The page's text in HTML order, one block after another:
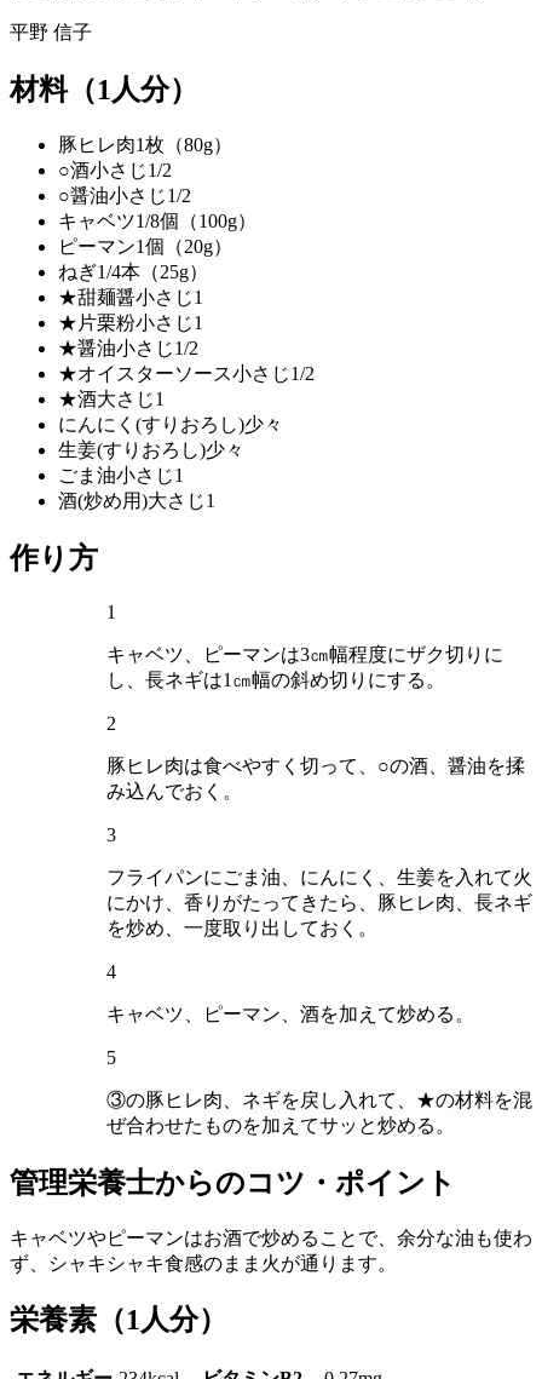
平野 信子
材料（1人分）
豚ヒレ肉1枚（80g）
○酒小さじ1/2
○醤油小さじ1/2
キャベツ1/8個（100g）
ピーマン1個（20g）
ねぎ1/4本（25g）
★甜麺醤小さじ1
★片栗粉小さじ1
★醤油小さじ1/2
★オイスターソース小さじ1/2
★酒大さじ1
にんにく(すりおろし)少々
生姜(すりおろし)少々
ごま油小さじ1
酒(炒め用)大さじ1
作り方
1
キャベツ、ピーマンは3㎝幅程度にザク切りに
し、長ネギは1㎝幅の斜め切りにする。
2
豚ヒレ肉は食べやすく切って、○の酒、醤油を揉
み込んでおく。
3
フライパンにごま油、にんにく、生姜を入れて火
にかけ、香りがたってきたら、豚ヒレ肉、長ネギ
を炒め、一度取り出しておく。
4
キャベツ、ピーマン、酒を加えて炒める。
5
③の豚ヒレ肉、ネギを戻し入れて、★の材料を混
ぜ合わせたものを加えてサッと炒める。
管理栄養士からのコツ・ポイント
キャベツやピーマンはお酒で炒めることで、余分な油も使わ
ず、シャキシャキ食感のまま火が通ります。
栄養素 （1人分）